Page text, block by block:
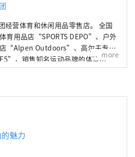
经营体育和休闲用品零售店。 全国
育用品店“SPORTS DEPO”、户外
“Alpen Outdoors”、高尔夫专卖
，销售知名运动品牌的体育用
度时尚的服装和鞋子。我们提供广
more
魅力